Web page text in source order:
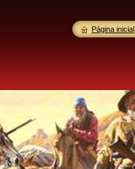
Página inicial